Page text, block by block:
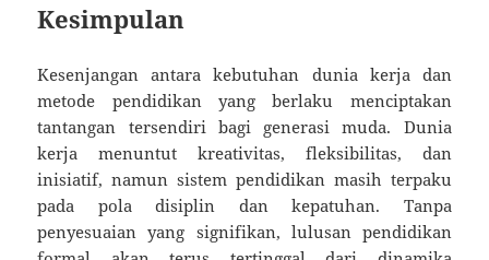
Kesimpulan
Kesenjangan antara kebutuhan dunia kerja dan
metode pendidikan yang berlaku menciptakan
tantangan tersendiri bagi generasi muda. Dunia
kerja menuntut kreativitas, fleksibilitas, dan
inisiatif, namun sistem pendidikan masih terpaku
pada pola disiplin dan kepatuhan. Tanpa
penyesuaian yang signifikan, lulusan pendidikan